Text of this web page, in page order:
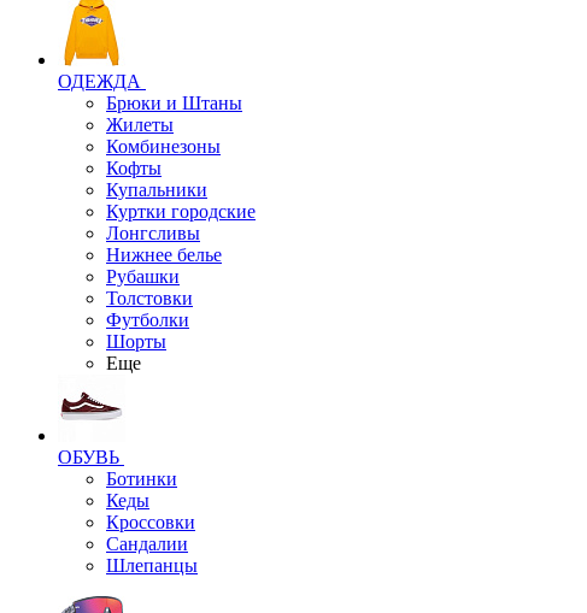
ОДЕЖДА
Брюки и Штаны
Жилеты
Комбинезоны
Кофты
Купальники
Куртки городские
Лонгсливы
Нижнее белье
Рубашки
Толстовки
Футболки
Шорты
Еще
ОБУВЬ
Ботинки
Кеды
Кроссовки
Сандалии
Шлепанцы